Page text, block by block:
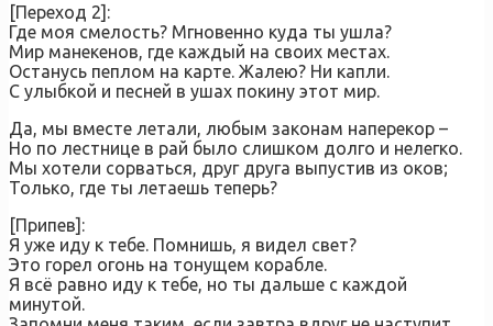
[Переход 2]:
Где моя смелость? Мгновенно куда ты ушла?
Мир манекенов, где каждый на своих местах.
Останусь пеплом на карте. Жалею? Ни капли.
С улыбкой и песней в ушах покину этот мир.
Да, мы вместе летали, любым законам наперекор –
Но по лестнице в рай было слишком долго и нелегко.
Мы хотели сорваться, друг друга выпустив из оков;
Только, где ты летаешь теперь?
[Припев]:
Я уже иду к тебе. Помнишь, я видел свет?
Это горел огонь на тонущем корабле.
Я всё равно иду к тебе, но ты дальше с каждой
минутой.